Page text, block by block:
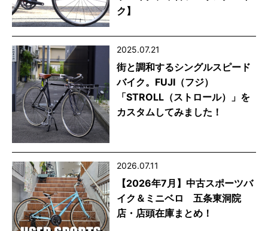
ク】
2025.07.21
街と調和するシングルスピード
バイク。FUJI（フジ）
「STROLL（ストロール）」を
カスタムしてみました！
2026.07.11
【2026年7月】中古スポーツバ
イク＆ミニベロ 五条東洞院
店・店頭在庫まとめ！